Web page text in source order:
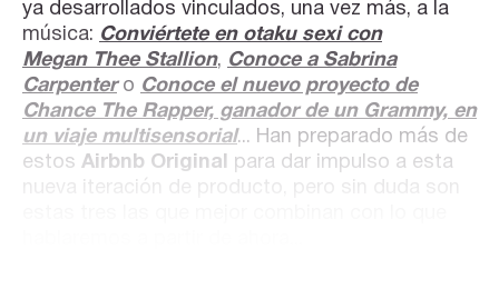
ya desarrollados vinculados, una vez más, a la
música: Conviértete en otaku sexi con
Megan Thee Stallion, Conoce a Sabrina
Carpentero Conoce el nuevo proyecto de
Chance The Rapper, ganador de un Grammy, en
un viaje multisensorial... Han preparado más de
estos Airbnb Original
para dar impulso a esta